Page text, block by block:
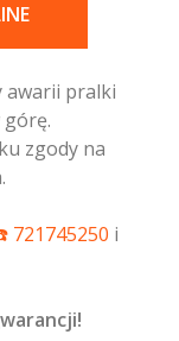
awarii pralki
górę.
zgody na
721745250 i